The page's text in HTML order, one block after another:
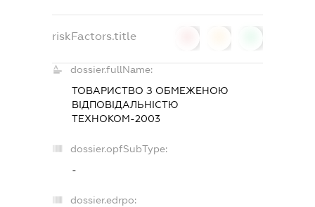
riskFactors.title
dossier.fullName:
ТОВАРИСТВО З ОБМЕЖЕНОЮ
ВІДПОВІДАЛЬНІСТЮ
ТЕХНОКОМ-2003
dossier.opfSubType:
-
dossier.edrpo: